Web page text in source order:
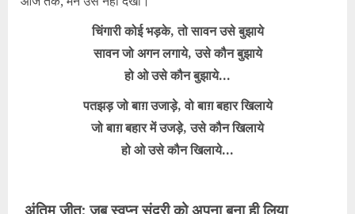
चिंगारी कोई भड़के, तो सावन उसे बुझाये
सावन जो अगन लगाये, उसे कौन बुझाये
हो ओ उसे कौन बुझाये…
पतझड़ जो बाग़ उजाड़े, वो बाग़ बहार खिलाये
जो बाग़ बहार में उजड़े, उसे कौन खिलाये
हो ओ उसे कौन खिलाये…
अंतिम जीत: जब स्वप्न सुंदरी को अपना बना ही लिया